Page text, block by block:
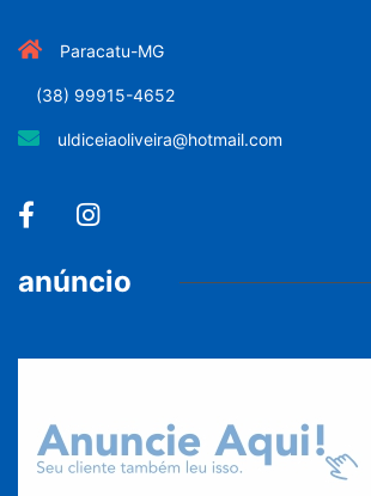
Paracatu-MG
(38) 99915-4652
uldiceiaoliveira@hotmail.com
anúncio